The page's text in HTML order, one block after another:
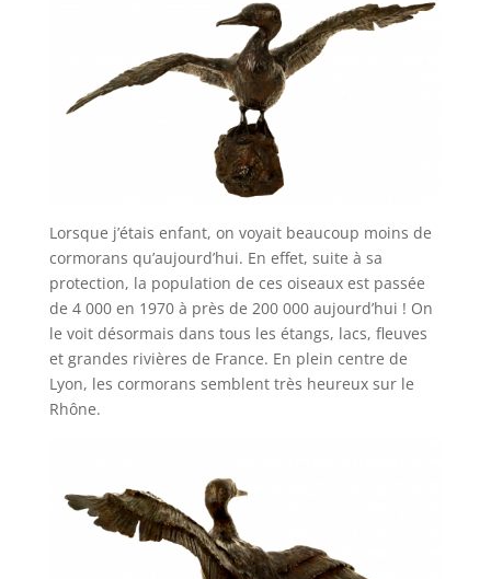
Lorsque j’étais enfant, on voyait beaucoup moins de
cormorans qu’aujourd’hui. En effet, suite à sa
protection, la population de ces oiseaux est passée
de 4 000 en 1970 à près de 200 000 aujourd’hui ! On
le voit désormais dans tous les étangs, lacs, fleuves
et grandes rivières de France. En plein centre de
Lyon, les cormorans semblent très heureux sur le
Rhône.